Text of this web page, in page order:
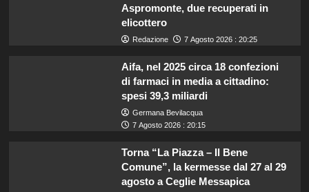
Aspromonte, due recuperati in
elicottero
Redazione 7 Agosto 2026 : 20:25
Aifa, nel 2025 circa 18 confezioni
di farmaci in media a cittadino:
spesi 39,3 miliardi
Germana Bevilacqua
7 Agosto 2026 : 20:15
Torna “La Piazza – Il Bene
Comune”, la kermesse dal 27 al 29
agosto a Ceglie Messapica